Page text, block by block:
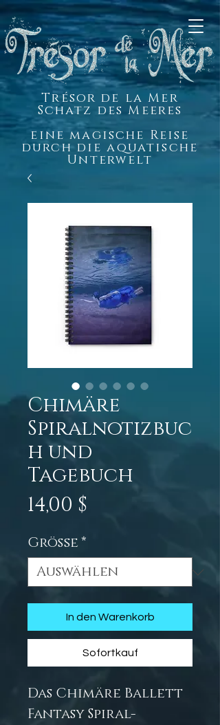
Trésor de la Mer
Schatz des Meeres
eine magische Reise
durch die aquatische
Unterwelt
Chimäre
Spiralnotizbuc
h und
Tagebuch
14,00 $
Größe*
In den Warenkorb
Sofortkauf
Das Chimäre Ballett
Fantasy Spiral-